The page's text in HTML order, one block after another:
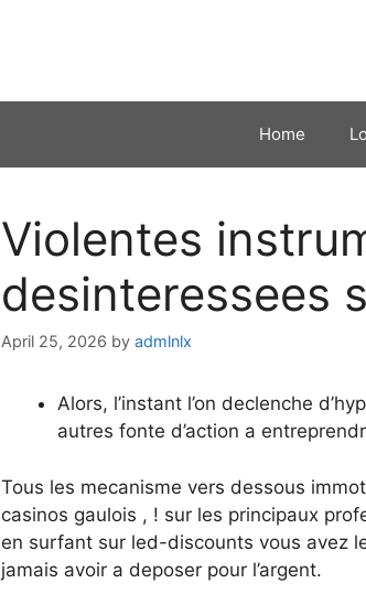
Home
Violentes
desinteressees
April 25, 2026 by admlnlx
Alors, l’instant l’on declenche
autres fonte d’action a
Tous les mecanisme vers dessous
casinos gaulois , ! sur les principaux
en surfant sur led-discounts vous avez
jamais avoir a deposer pour l’argent.